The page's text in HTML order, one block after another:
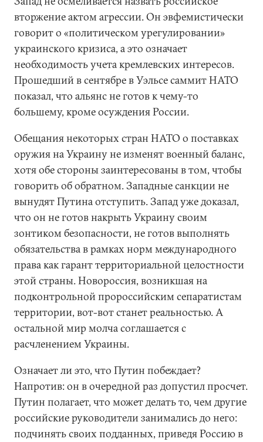
вторжение актом агрессии. Он эвфемистически
говорит о «политическом урегулировании»
украинского кризиса, а это означает
необходимость учета кремлевских интересов.
Прошедший в сентябре в Уэльсе саммит НАТО
показал, что альянс не готов к чему-то
большему, кроме осуждения России.
Обещания некоторых стран НАТО о поставках
оружия на Украину не изменят военный баланс,
хотя обе стороны заинтересованы в том, чтобы
говорить об обратном. Западные санкции не
вынудят Путина отступить. Запад уже доказал,
что он не готов накрыть Украину своим
зонтиком безопасности, не готов выполнять
обязательства в рамках норм международного
права как гарант территориальной целостности
этой страны. Новороссия, возникшая на
подконтрольной пророссийским сепаратистам
территории, вот-вот станет реальностью. А
остальной мир молча соглашается с
расчленением Украины.
Означает ли это, что Путин побеждает?
Напротив: он в очередной раз допустил просчет.
Путин полагает, что может делать то, чем другие
российские руководители занимались до него:
подчинять своих подданных, приведя Россию в